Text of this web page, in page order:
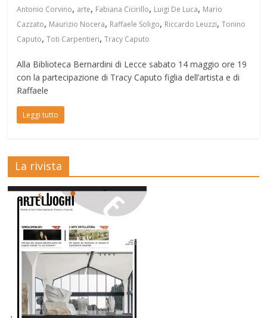
Antonio Corvino, arte, Fabiana Cicirillo, Luigi De Luca, Mario
Cazzato, Maurizio Nocera, Raffaele Soligo, Riccardo Leuzzi,Tonino
Caputo,Toti Carpentieri,Tracy Caputo
Alla Biblioteca Bernardini di Lecce sabato 14 maggio ore 19
con la partecipazione di Tracy Caputo figlia dell’artista e di
Raffaele
Leggi tutto
La rivista